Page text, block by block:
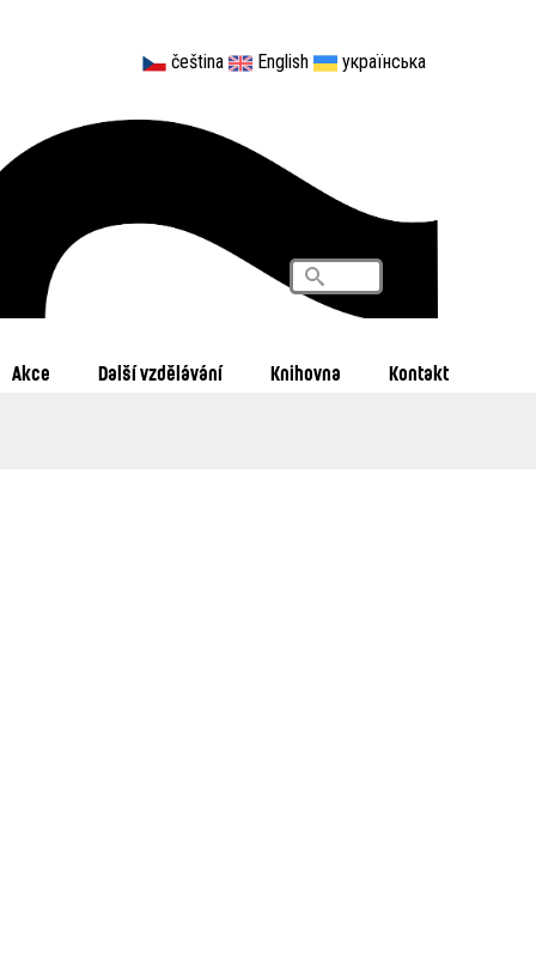
čeština English українська
Vyhledávání
Search
Akce Další vzdělávání Knihovna Kontakt